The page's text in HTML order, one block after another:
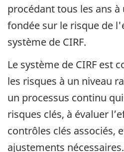
procédant tous les ans à
fondée sur le risque de
système de CIRF.
Le système de CIRF est
les risques à un niveau
un processus continu
risques clés, à évaluer
contrôles clés associés,
ajustements